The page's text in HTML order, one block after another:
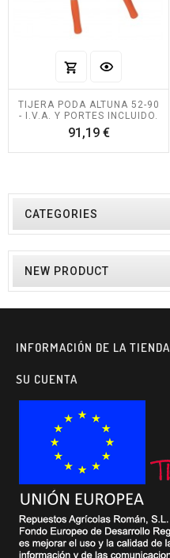
TIJERA PODA ALTUNA 52-90
- I.V.A. Y PORTES INCLUIDO.
91,19 €Precio
CATEGORIES
NEW PRODUCT
INFORMACIÓN DE LA TIENDA
SU CUENTA